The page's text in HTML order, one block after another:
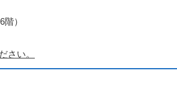
）
さい。